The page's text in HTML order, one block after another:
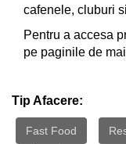
cafenele, cluburi
Pentru a accesa
pe paginile de
Tip Afacere:
Fast Food